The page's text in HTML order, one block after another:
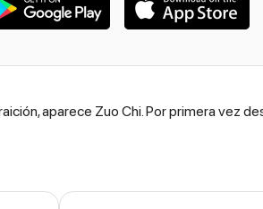
aparece Zuo Chi. Por primera vez